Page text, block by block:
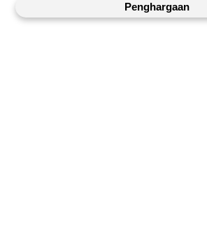
Penghargaan